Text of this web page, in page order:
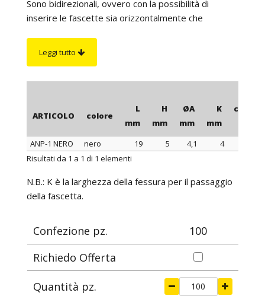
Sono bidirezionali, ovvero con la possibilità di
inserire le fascette sia orizzontalmente che
è possibile fissarle ulteriormente tramite viti
(possibilmente con testa svasata). La basetta ANP-
illustrazioni). Per ottenere una tenuta ottimale si
consiglia di attaccare le basette su superfici pulite e
Leggi tutto
ARTICOLO colore
L
mm
H
mm
ØA
mm
K
mm
ARTICOLO colore
ANP-1 NERO nero 19 5 4,1
4
Risultati da 1 a 1 di 1 elementi
N.B.: K è la larghezza della fessura per il passaggio
della fascetta.
Confezione pz.
100
Richiedo Offerta
Quantità pz.